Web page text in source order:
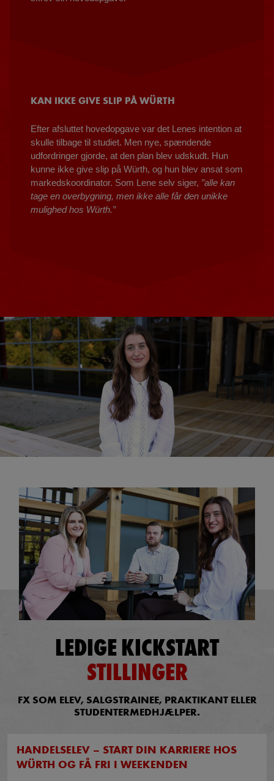
KAN IKKE GIVE SLIP PÅ WÜRTH
Efter afsluttet hovedopgave var det Lenes intention at
skulle tilbage til studiet. Men nye, spændende
udfordringer gjorde, at den plan blev udskudt. Hun
kunne ikke give slip på Würth, og hun blev ansat som
markedskoordinator. Som Lene selv siger, ”alle kan
tage en overbygning, men ikke alle får den unikke
mulighed hos Würth.”
LEDIGE KICKSTART
STILLINGER
FX SOM ELEV, SALGSTRAINEE, PRAKTIKANT ELLER
STUDENTERMEDHJÆLPER.
HANDELSELEV – START DIN KARRIERE HOS
WÜRTH OG FÅ FRI I WEEKENDEN